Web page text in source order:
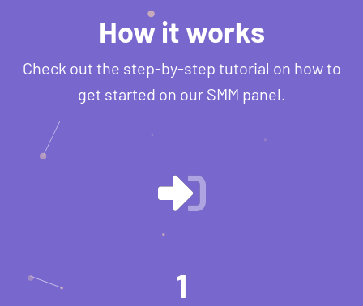
How it works
Check out the step-by-step tutorial on how to
get started on our SMM panel.
1